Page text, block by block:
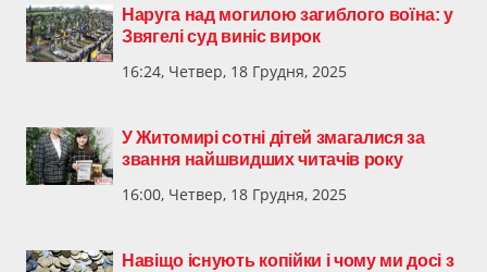
Наруга над могилою загиблого воїна: у
Звягелі суд виніс вирок
16:24, Четвер, 18 Грудня, 2025
У Житомирі сотні дітей змагалися за
звання найшвидших читачів року
16:00, Четвер, 18 Грудня, 2025
Навіщо існують копійки і чому ми досі з